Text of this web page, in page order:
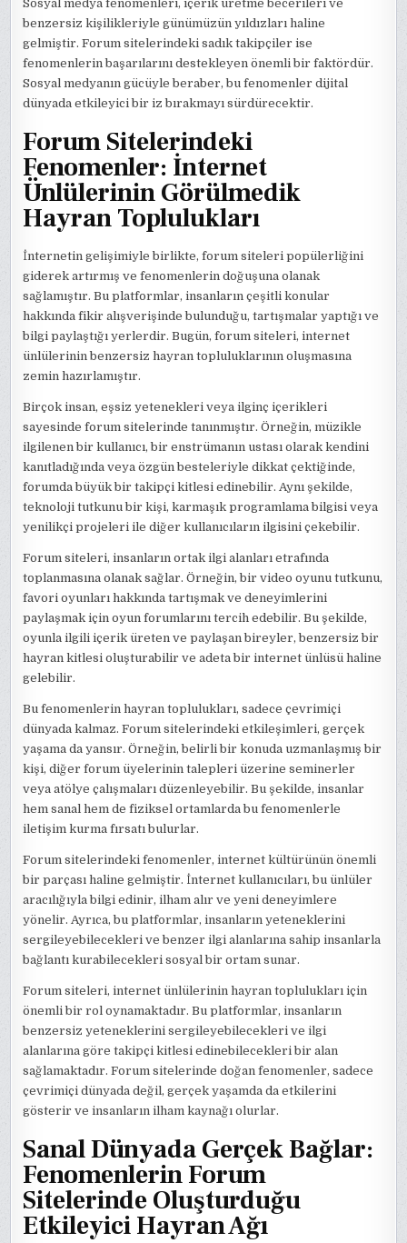
Sosyal medya fenomenleri, içerik üretme becerileri ve
benzersiz kişilikleriyle günümüzün yıldızları haline
gelmiştir. Forum sitelerindeki sadık takipçiler ise
fenomenlerin başarılarını destekleyen önemli bir faktördür.
Sosyal medyanın gücüyle beraber, bu fenomenler dijital
dünyada etkileyici bir iz bırakmayı sürdürecektir.
Forum Sitelerindeki
Fenomenler: İnternet
Ünlülerinin Görülmedik
Hayran Toplulukları
İnternetin gelişimiyle birlikte, forum siteleri popülerliğini
giderek artırmış ve fenomenlerin doğuşuna olanak
sağlamıştır. Bu platformlar, insanların çeşitli konular
hakkında fikir alışverişinde bulunduğu, tartışmalar yaptığı ve
bilgi paylaştığı yerlerdir. Bugün, forum siteleri, internet
ünlülerinin benzersiz hayran topluluklarının oluşmasına
zemin hazırlamıştır.
Birçok insan, eşsiz yetenekleri veya ilginç içerikleri
sayesinde forum sitelerinde tanınmıştır. Örneğin, müzikle
ilgilenen bir kullanıcı, bir enstrümanın ustası olarak kendini
kanıtladığında veya özgün besteleriyle dikkat çektiğinde,
forumda büyük bir takipçi kitlesi edinebilir. Aynı şekilde,
teknoloji tutkunu bir kişi, karmaşık programlama bilgisi veya
yenilikçi projeleri ile diğer kullanıcıların ilgisini çekebilir.
Forum siteleri, insanların ortak ilgi alanları etrafında
toplanmasına olanak sağlar. Örneğin, bir video oyunu tutkunu,
favori oyunları hakkında tartışmak ve deneyimlerini
paylaşmak için oyun forumlarını tercih edebilir. Bu şekilde,
oyunla ilgili içerik üreten ve paylaşan bireyler, benzersiz bir
hayran kitlesi oluşturabilir ve adeta bir internet ünlüsü haline
gelebilir.
Bu fenomenlerin hayran toplulukları, sadece çevrimiçi
dünyada kalmaz. Forum sitelerindeki etkileşimleri, gerçek
yaşama da yansır. Örneğin, belirli bir konuda uzmanlaşmış bir
kişi, diğer forum üyelerinin talepleri üzerine seminerler
veya atölye çalışmaları düzenleyebilir. Bu şekilde, insanlar
hem sanal hem de fiziksel ortamlarda bu fenomenlerle
iletişim kurma fırsatı bulurlar.
Forum sitelerindeki fenomenler, internet kültürünün önemli
bir parçası haline gelmiştir. İnternet kullanıcıları, bu ünlüler
aracılığıyla bilgi edinir, ilham alır ve yeni deneyimlere
yönelir. Ayrıca, bu platformlar, insanların yeteneklerini
sergileyebilecekleri ve benzer ilgi alanlarına sahip insanlarla
bağlantı kurabilecekleri sosyal bir ortam sunar.
Forum siteleri, internet ünlülerinin hayran toplulukları için
önemli bir rol oynamaktadır. Bu platformlar, insanların
benzersiz yeteneklerini sergileyebilecekleri ve ilgi
alanlarına göre takipçi kitlesi edinebilecekleri bir alan
sağlamaktadır. Forum sitelerinde doğan fenomenler, sadece
çevrimiçi dünyada değil, gerçek yaşamda da etkilerini
gösterir ve insanların ilham kaynağı olurlar.
Sanal Dünyada Gerçek Bağlar:
Fenomenlerin Forum
Sitelerinde Oluşturduğu
Etkileyici Hayran Ağı